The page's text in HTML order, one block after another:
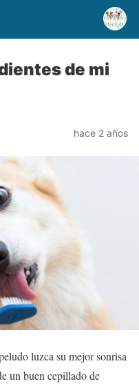
de mi
hace 2 años
luzca su mejor sonrisa
un buen cepillado de